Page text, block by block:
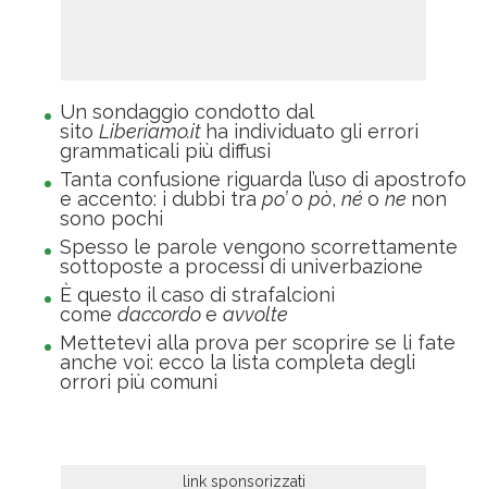
Un sondaggio condotto dal
sito Liberiamo.it ha individuato gli errori
grammaticali più diffusi
Tanta confusione riguarda l’uso di apostrofo
e accento: i dubbi tra po’o pò, né o ne non
sono pochi
Spesso le parole vengono scorrettamente
sottoposte a processi di univerbazione
È questo il caso di strafalcioni
come daccordoe avvolte
Mettetevi alla prova per scoprire se li fate
anche voi: ecco la lista completa degli
orrori più comuni